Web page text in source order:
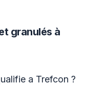
granulés à
a Trefcon ?